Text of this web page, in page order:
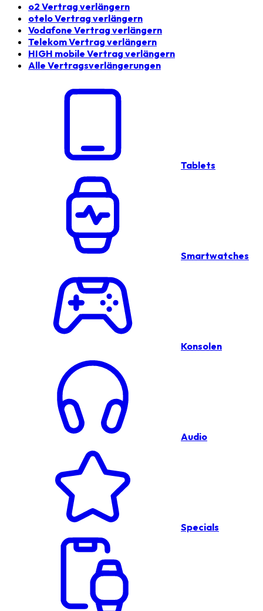
o2 Vertrag verlängern
otelo Vertrag verlängern
Vodafone Vertrag verlängern
Telekom Vertrag verlängern
HIGH mobile Vertrag verlängern
Alle Vertragsverlängerungen
Tablets
Smartwatches
Konsolen
Audio
Specials